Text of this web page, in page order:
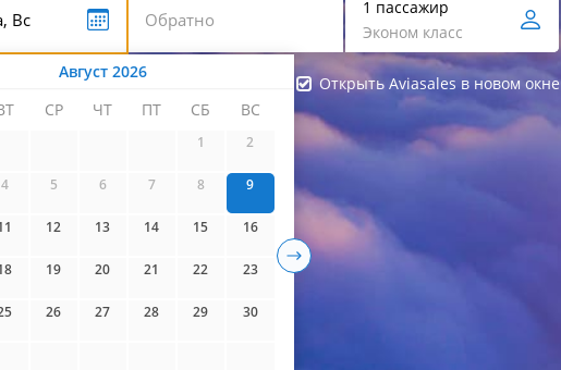
Август 2026
СР ЧТ ПТ СБ ВС
1 2
4 5 6 7 8 9
12 13 14 15 16
19 20 21 22 23
26 27 28 29 30
1 пассажир
Эконом класс
Открыть Aviasales в новом окне